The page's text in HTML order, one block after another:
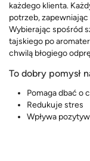
każdego klienta.
potrzeb, zapewniając
Wybierając spośród
tajskiego po
chwilą błogiego
To dobry pomysł
Pomaga dbać o
Redukuje stres
Wpływa